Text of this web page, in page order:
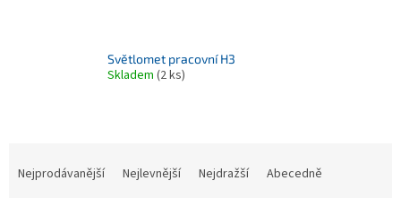
Světlomet pracovní H3
Skladem (2 ks)
Nejprodávanější Nejlevnější Nejdražší Abecedně